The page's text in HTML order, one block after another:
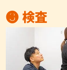
❸ 検査